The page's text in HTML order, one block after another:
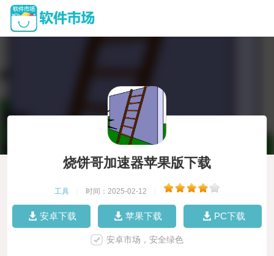
烧饼哥加速器苹果版下载
工具 时间：2025-02-12
安卓下载 苹果下载 PC下载
安卓市场，安全绿色